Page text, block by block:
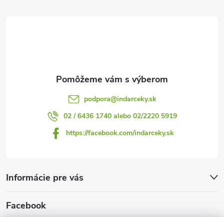
podpora@indarceky.sk
02 / 6436 1740 alebo 02/2220 5919
https://facebook.com/indarceky.sk
Informácie pre vás
Facebook